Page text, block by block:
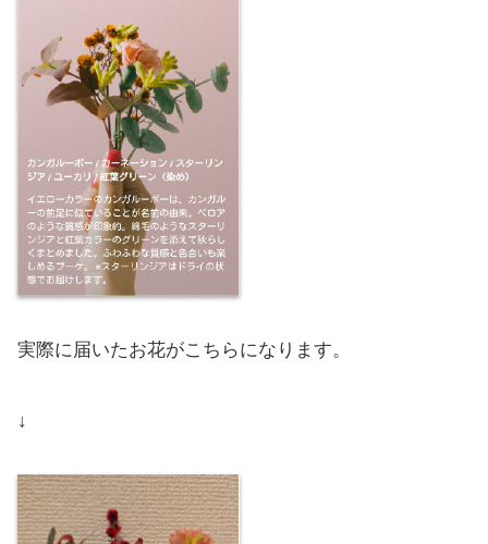
実際に届いたお花がこちらになります。
↓